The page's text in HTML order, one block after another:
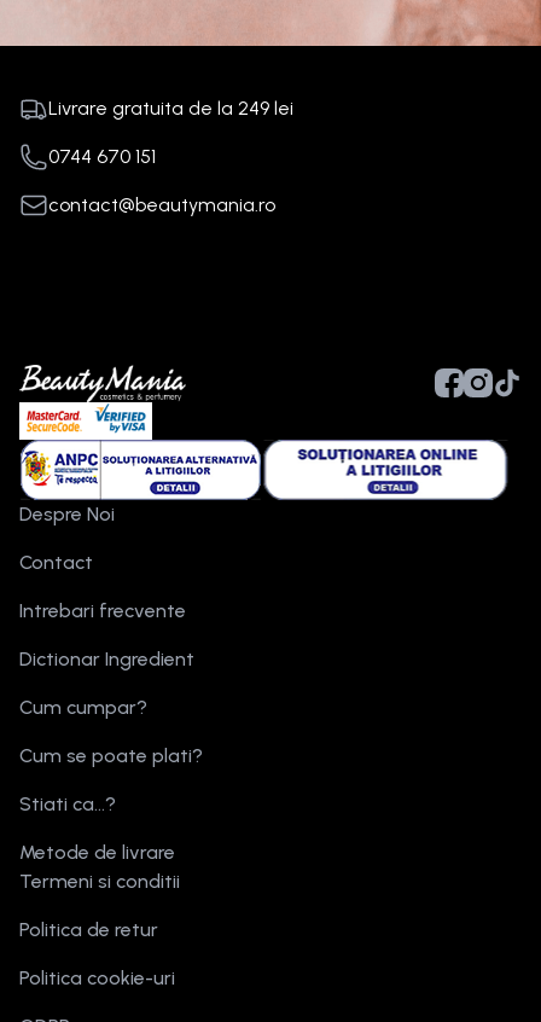
Livrare gratuita de la 249 lei
0744 670 151
contact@beautymania.ro
Despre Noi
Contact
Intrebari frecvente
Dictionar Ingredient
Cum cumpar?
Cum se poate plati?
Stiati ca...?
Metode de livrare
Termeni si conditii
Politica de retur
Politica cookie-uri